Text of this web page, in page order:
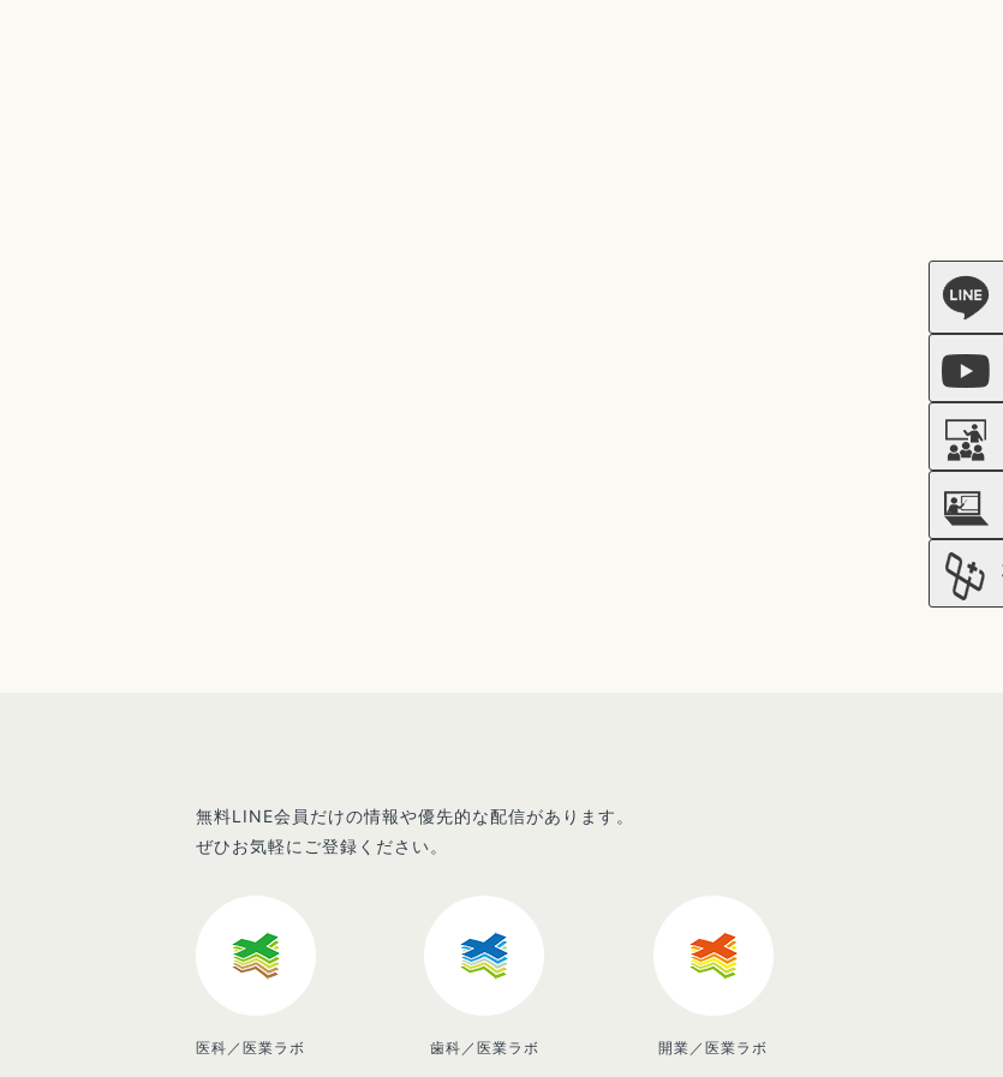
無料LINE会員だけの情報や優先的な配信があります。
ぜひお気軽にご登録ください。
医科／医業ラボ 歯科／医業ラボ 開業／医業ラボ